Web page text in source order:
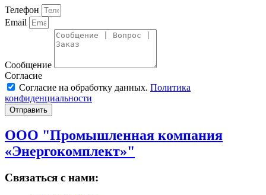
Телефон
Email
Сообщение
Согласие
Согласие на обработку данных. Политика
конфиденциальности
Отправить
ООО "Промышленная компания
«Энергокомплект»"
Связаться с нами: